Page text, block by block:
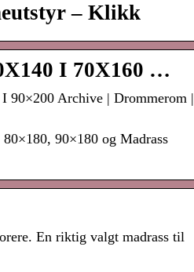
– Klikk
I 70X160 …
90×200 Archive | Drommerom |
90×180 og Madrass
En riktig valgt madrass til